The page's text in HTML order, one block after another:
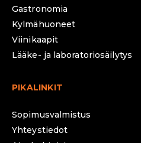
Gastronomia
Kylmähuoneet
Viinikaapit
Lääke- ja laboratoriosäilytys
PIKALINKIT
Sopimusvalmistus
Yhteystiedot